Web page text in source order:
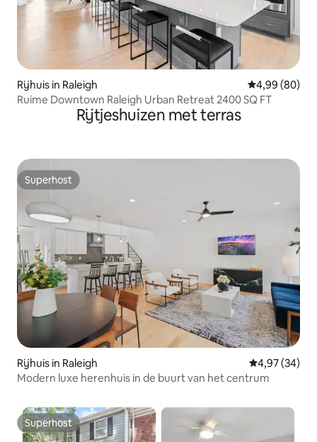
Rijhuis in Raleigh Gemiddelde
4,99 (80)
Ruime Downtown Raleigh Urban Retreat 2400 SQ FT
Rijtjeshuizen met terras
Superhost
Superhost
Rijhuis in Raleigh Gemiddelde
4,97 (34)
Modern luxe herenhuis in de buurt van het centrum
Superhost
Superhost